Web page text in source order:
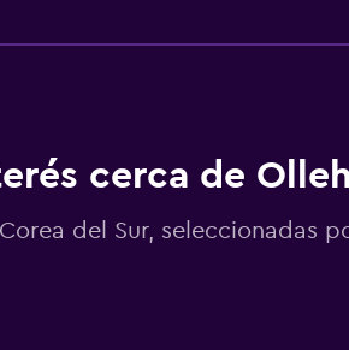
cerca de
del Sur, seleccionadas